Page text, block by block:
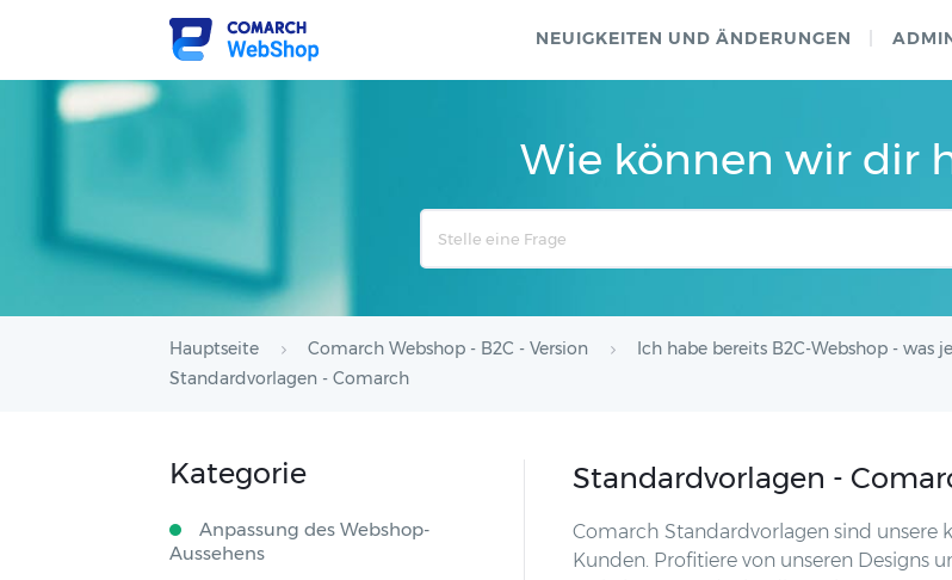
NEUIGKEITEN UND ÄNDERUNGEN
Wie können wir dir
Hauptseite Comarch Webshop - B2C - Version Ich habe bereits B2C-Webshop - was
Standardvorlagen - Comarch
Standardvorlagen -
Comarch Standardvorlagen sind unsere
Kunden. Profitiere von unseren Designs
Kategorie
Anpassung des Webshop-
Aussehens